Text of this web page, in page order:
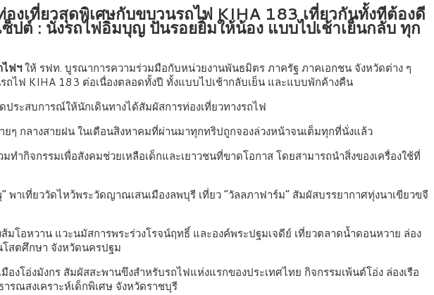
องเที่ยวสุดพิเศษกับขบวนรถไฟ KIHA 183 เที่ยวกันทั้งทีต้องดี
ต์ : นั่งรถไฟอิ่มบุญ ปันรอยยิ้มให้น้อง แบบไปเช้าเย็นกลับ ทุก
ฟฯให้ รฟท. บูรณาการความร่วมมือกับหน่วยงานพันธมิตร ภาครัฐ ภาคเอกชน จังหวัดต่าง ๆ
ถไฟ KIHA 183 ต่อเนื่องตลอดทั้งปี ทั้งแบบไปเช้ากลับเย็น และแบบพักค้างคืน
ระสบการณ์ให้นักเดินทางได้สัมผัสการท่องเที่ยวทางรถไฟ
ๆ กลางสายฝน ในเดือนสิงหาคมที่ผ่านมาทุกทริปถูกจองล่วงหน้าจนเต็มทุกที่นั่งแล้ว
ำกิจกรรมเพื่อสังคมช่วยเหลือเด็กและเยาวชนที่ขาดโอกาส โดยสามารถนำสิ่งของเครื่องใช้ที่
เที่ยววัดไหว้พระวัดญาณเสนเมืองลพบุรี เที่ยว “วัลลภาฟาร์ม” สัมผัสบรรยากาศทุ่งนาเขียวขจี
อหวาน แวะนมัสการพระร่วงโรจน์ฤทธิ์ และองค์พระปฐมเจดีย์ เที่ยวตลาดน้ำดอนหวาย ล่อง
โสตศึกษา จังหวัดนครปฐม
โอ่งมังกร สัมผัสสะพานขึงสำหรับรถไฟแห่งแรกของประเทศไทย กิจกรรมเพ้นต์โอ่ง ล่องเรือ
ณสงเคราะห์เด็กพิเศษ จังหวัดราชบุรี